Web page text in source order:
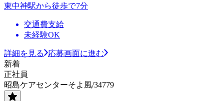
東中神駅から徒歩で7分
交通費支給
未経験OK
詳細を見る
応募画面に進む
新着
正社員
昭島ケアセンターそよ風/34779